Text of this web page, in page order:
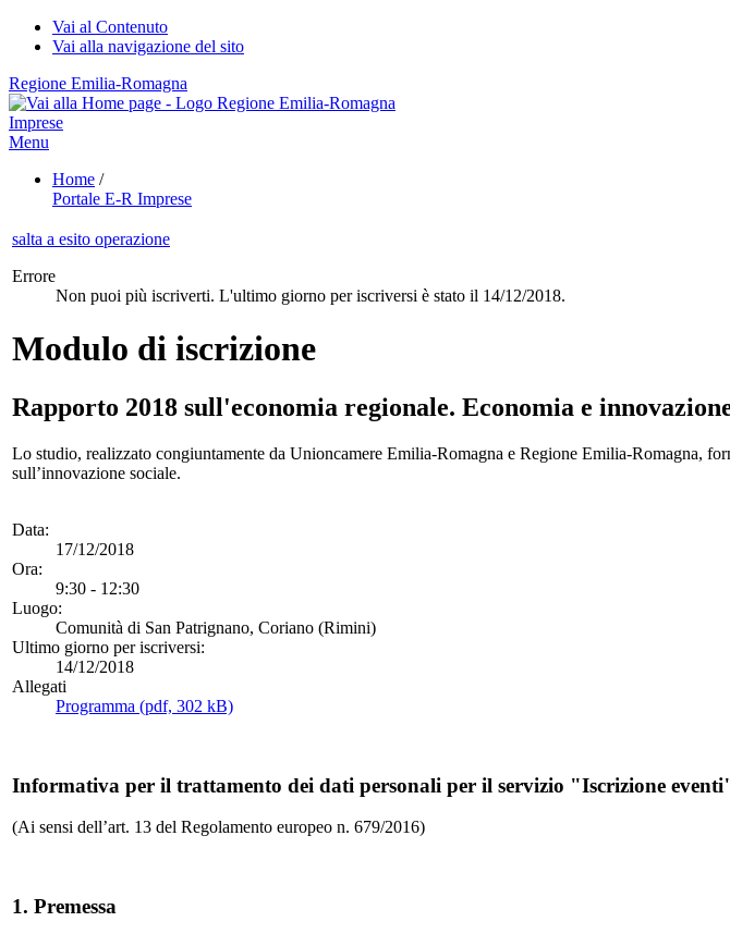
Vai al Contenuto
Vai alla navigazione del sito
Regione Emilia-Romagna
Imprese
Menu
Home /
Portale E-R Imprese
salta a esito operazione
Errore
Non puoi più iscriverti. L'ultimo giorno per iscriversi è stato il 14/12/2018.
Modulo di iscrizione
Rapporto 2018 sull'economia regionale. Economia e
Lo studio, realizzato congiuntamente da Unioncamere Emilia-Romagna e Regione Emilia-Romagna,
sull’innovazione sociale.
Data:
17/12/2018
Ora:
9:30 - 12:30
Luogo:
Comunità di San Patrignano, Coriano (Rimini)
Ultimo giorno per iscriversi:
14/12/2018
Allegati
Programma (pdf, 302 kB)
Informativa per il trattamento dei dati personali per il servizio "Iscrizione
(Ai sensi dell’art. 13 del Regolamento europeo n. 679/2016)
1. Premessa